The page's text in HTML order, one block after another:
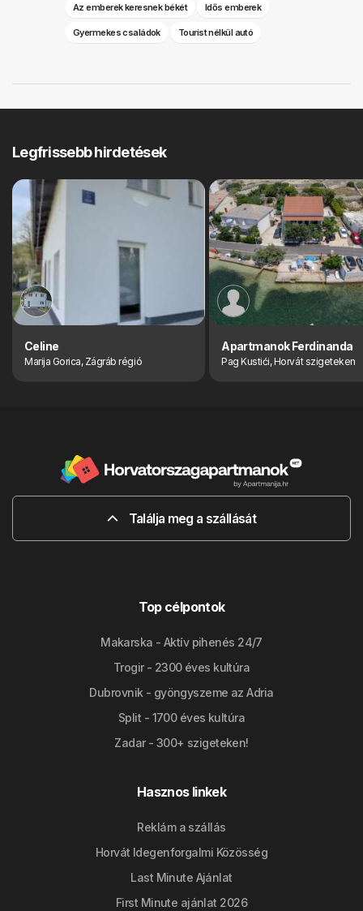
Az emberek keresnek békét Idős emberek
Gyermekes családok Tourist nélkül autó
Legfrissebb hirdetések
Celine
Marija Gorica, Zágráb régió
Apartmanok Ferdinanda
Pag Kustići, Horvát szigeteken
Találja meg a szállását
Top célpontok
Makarska - Aktív pihenés 24/7
Trogir - 2300 éves kultúra
Dubrovnik - gyöngyszeme az Adria
Split - 1700 éves kultúra
Zadar - 300+ szigeteken!
Hasznos linkek
Reklám a szállás
Horvát Idegenforgalmi Közösség
Last Minute Ajánlat
First Minute ajánlat 2026